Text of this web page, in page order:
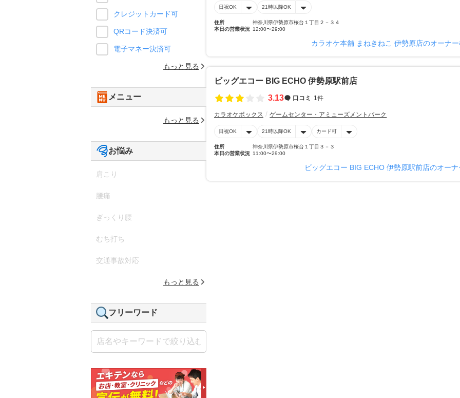
日祝OK 21時以降OK
住所
神奈川県伊勢原市桜台１丁目２－３４
本日の営業状況 12:00〜29:00
カラオケ本舗 まねきねこ 伊勢原店のオーナー
ビッグエコー BIG ECHO 伊勢原駅前店
3.13
口コミ 1件
カラオケボックス ゲームセンター・アミューズメントパーク
日祝OK 21時以降OK カード可
住所
神奈川県伊勢原市桜台１丁目３－３
本日の営業状況 11:00〜29:00
ビッグエコー BIG ECHO 伊勢原駅前店のオーナ
クレジットカード可
QRコード決済可
電子マネー決済可
もっと見る
メニュー
もっと見る
お悩み
肩こり
腰痛
ぎっくり腰
むち打ち
交通事故対応
もっと見る
フリーワード